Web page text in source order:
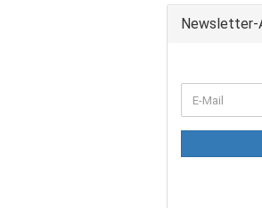
Newsletter-